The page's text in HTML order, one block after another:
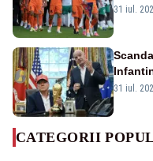
31 iul.
privind
31 iul.
CATEGORII